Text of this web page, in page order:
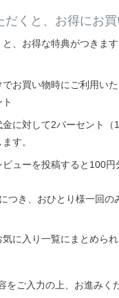
くと、お得にお買
、お得な特典がつきま
お買い物時にご利用い
に対して2パーセント（
す。
ューを投稿すると100
つき、おひとり様一回の
に入り一覧にまとめられ
をご入力の上、お進みく